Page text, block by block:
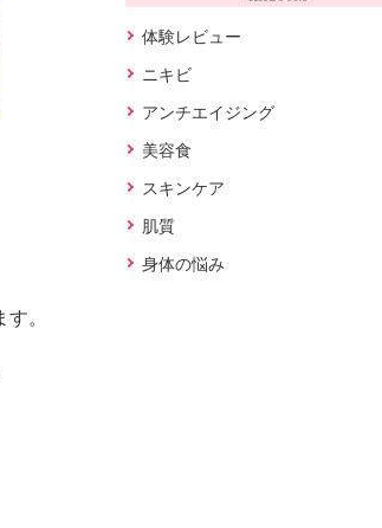
。
体験レビュー
ニキビ
アンチエイジング
美容食
スキンケア
肌質
身体の悩み